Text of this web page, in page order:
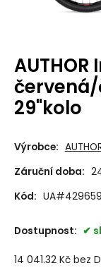
AUTHOR
29"kolo
Výrobce:
Záruční doba:
Kód:
Dostupnost:
14 041.32Kč bez